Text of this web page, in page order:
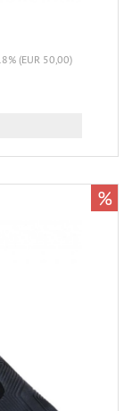
(EUR 50,00)
%